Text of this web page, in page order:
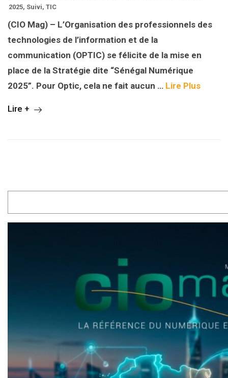
2025, Suivi, TIC
(CIO Mag) – L’Organisation des professionnels des
technologies de l’information et de la
communication (OPTIC) se félicite de la mise en
place de la Stratégie dite “Sénégal Numérique
2025”. Pour Optic, cela ne fait aucun … Lire Plus
Lire +